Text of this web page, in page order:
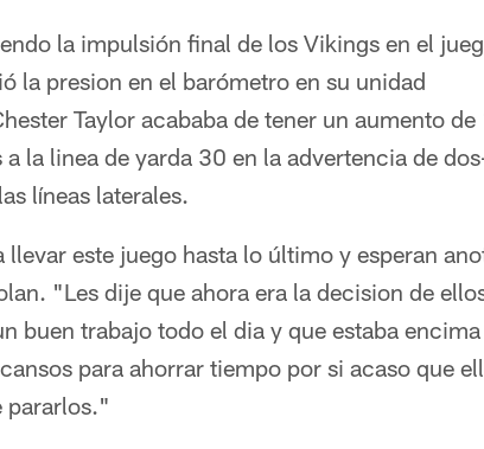
la impulsión final de los Vikings en el
la presion en el barómetro en su unidad
Taylor acababa de tener un aumento de
la linea de yarda 30 en la advertencia de
líneas laterales.
este juego hasta lo último y esperan
"Les dije que ahora era la decision de
buen trabajo todo el dia y que estaba
para ahorrar tiempo por si acaso que
pararlos."